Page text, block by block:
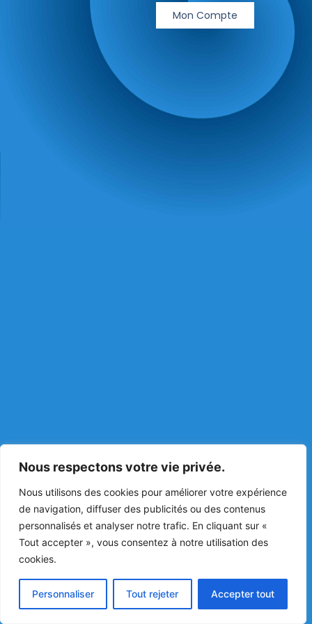
Nous respectons votre vie privée.
Nous utilisons des cookies pour améliorer votre expérience
de navigation, diffuser des publicités ou des contenus
personnalisés et analyser notre trafic. En cliquant sur «
Tout accepter », vous consentez à notre utilisation des
cookies.
Personnaliser Tout rejeter Accepter tout
Mon Compte